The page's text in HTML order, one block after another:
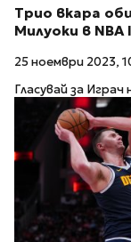
Трио вкара
Милуоки в NBA
25 ноември 2023,
Гласувай за